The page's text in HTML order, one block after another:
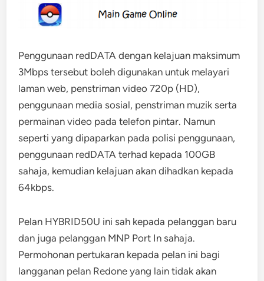
Penggunaan redDATA dengan kelajuan maksimum
3Mbps tersebut boleh digunakan untuk melayari
laman web, penstriman video 720p (HD),
penggunaan media sosial, penstriman muzik serta
permainan video pada telefon pintar. Namun
seperti yang dipaparkan pada polisi penggunaan,
penggunaan redDATA terhad kepada 100GB
sahaja, kemudian kelajuan akan dihadkan kepada
64kbps.
Pelan HYBRID50U ini sah kepada pelanggan baru
dan juga pelanggan MNP Port In sahaja.
Permohonan pertukaran kepada pelan ini bagi
langganan pelan Redone yang lain tidak akan